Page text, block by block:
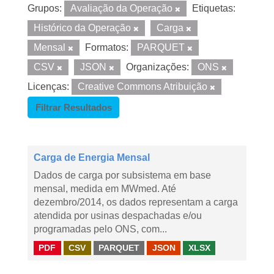
Grupos: Avaliação da Operação
Etiquetas:
Histórico da Operação
Carga
Mensal
Formatos:
PARQUET
CSV
JSON Organizações:
ONS
Licenças:
Creative Commons Atribuição
Filtrar Resultados
Carga de Energia Mensal
Dados de carga por subsistema em base
mensal, medida em MWmed. Até
dezembro/2014, os dados representam a carga
atendida por usinas despachadas e/ou
programadas pelo ONS, com...
PDF CSV PARQUET JSON XLSX